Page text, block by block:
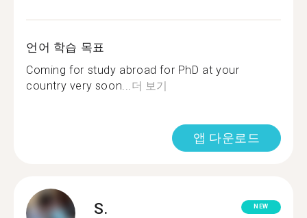
언어 학습 목표
Coming for study abroad for PhD at your
country very soon...더 보기
앱 다운로드
S. NEW